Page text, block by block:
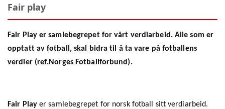
Fair play
Fair Play er samlebegrepet for vårt verdiarbeid. Alle som er
opptatt av fotball, skal bidra til å ta vare på fotballens
verdier (ref.Norges Fotballforbund).
Fair Play er samlebegrepet for norsk fotball sitt verdiarbeid.